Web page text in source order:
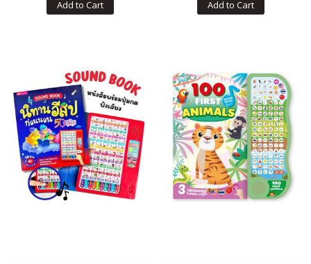
Add to Cart Add to Cart